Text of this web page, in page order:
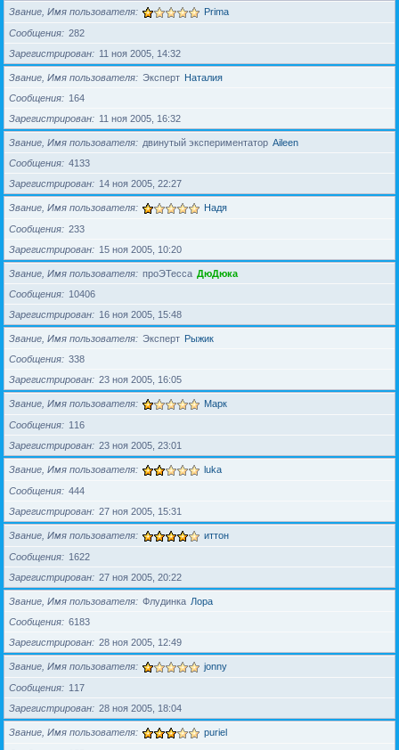
Звание, Имя пользователя Prima
Сообщения
282
Зарегистрирован
11 ноя 2005, 14:32
Звание, Имя пользователя Эксперт Наталия
Сообщения
164
Зарегистрирован
11 ноя 2005, 16:32
Звание, Имя пользователя двинутый экспериментатор Aileen
Сообщения
4133
Зарегистрирован
14 ноя 2005, 22:27
Звание, Имя пользователя Надя
Сообщения
233
Зарегистрирован
15 ноя 2005, 10:20
Звание, Имя пользователя проЭТесса ДюДюка
Сообщения
10406
Зарегистрирован
16 ноя 2005, 15:48
Звание, Имя пользователя Эксперт Рыжик
Сообщения
338
Зарегистрирован
23 ноя 2005, 16:05
Звание, Имя пользователя Марк
Сообщения
116
Зарегистрирован
23 ноя 2005, 23:01
Звание, Имя пользователя luka
Сообщения
444
Зарегистрирован
27 ноя 2005, 15:31
Звание, Имя пользователя иттон
Сообщения
1622
Зарегистрирован
27 ноя 2005, 20:22
Звание, Имя пользователя Флудинка Лора
Сообщения
6183
Зарегистрирован
28 ноя 2005, 12:49
Звание, Имя пользователя jonny
Сообщения
117
Зарегистрирован
28 ноя 2005, 18:04
Звание, Имя пользователя puriel